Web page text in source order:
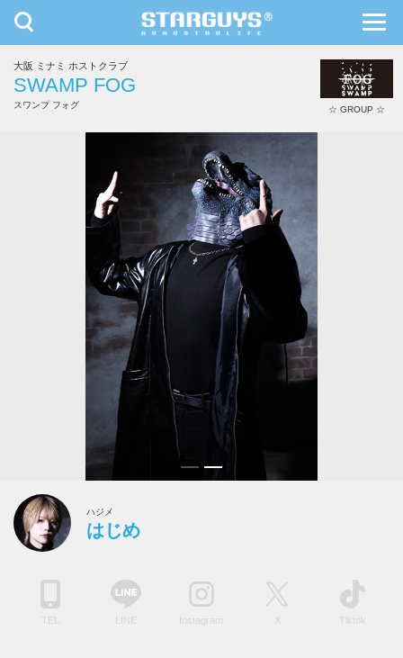
九州・沖縄 北海道・東北
toggle
navigation
大阪 ミナミ ホストクラブ
SWAMP FOG
スワンプ フォグ ☆ GROUP ☆
はじめ
ハジメ
はじめ
TEL LINE Instagram X Tiktok